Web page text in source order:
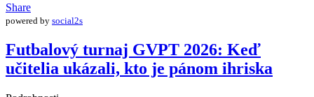
Share
powered by social2s
Futbalový turnaj GVPT 2026: Keď
učitelia ukázali, kto je pánom ihriska